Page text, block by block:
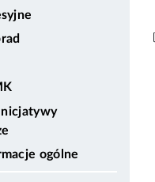
ogólne